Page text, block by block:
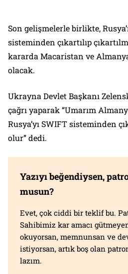
Son gelişmelerle birlikte,
sisteminden çıkartılıp
kararda Macaristan ve
olacak.
Ukrayna Devlet Başkanı
çağrı yaparak “Umarım
Rusya’yı SWIFT sisteminden
olur” dedi.
Yazıyı beğendiysen,
musun?
Evet, çok ciddi bir teklif bu.
Sahibimiz kar amacı
okuyorsan, memnunsan ve
istiyorsan, artık boş olan
lazım.